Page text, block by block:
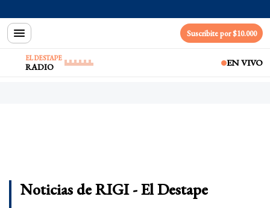
Suscribite por $10.000
EL DESTAPE
RADIO EN VIVO
Noticias de RIGI - El Destape